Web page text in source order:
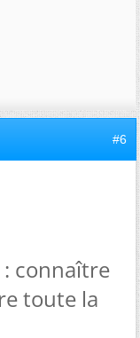
#6
: connaître
toute la